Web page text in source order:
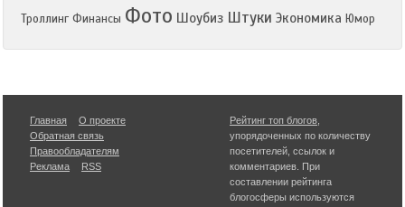
Троллинг Финансы Фото Шоубиз Штуки Экономика Юмор
Главная
О проекте
Обратная связь
Правообладателям
Реклама
RSS
Рейтинг топ блогов
упорядоченных по количеству
посетителей, ссылок и
комментариев. При
составлении рейтинга
блогосферы используются